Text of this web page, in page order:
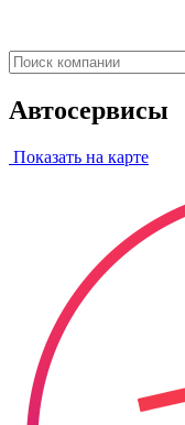
Автосервисы
Показать на карте